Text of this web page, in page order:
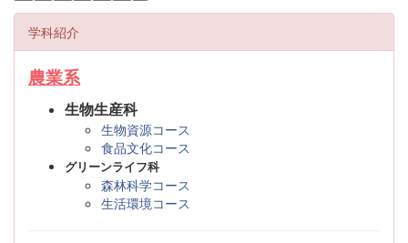
学科紹介
農業系
生物生産科
生物資源コース
食品文化コース
グリーンライフ科
森林科学コース
生活環境コース